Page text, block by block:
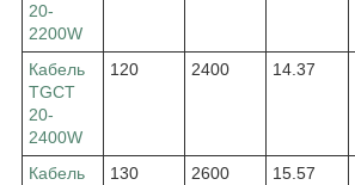
20-
2200W
Кабель
TGCT
20-
2400W
120 2400 14.37
Кабель
130 2600 15.57